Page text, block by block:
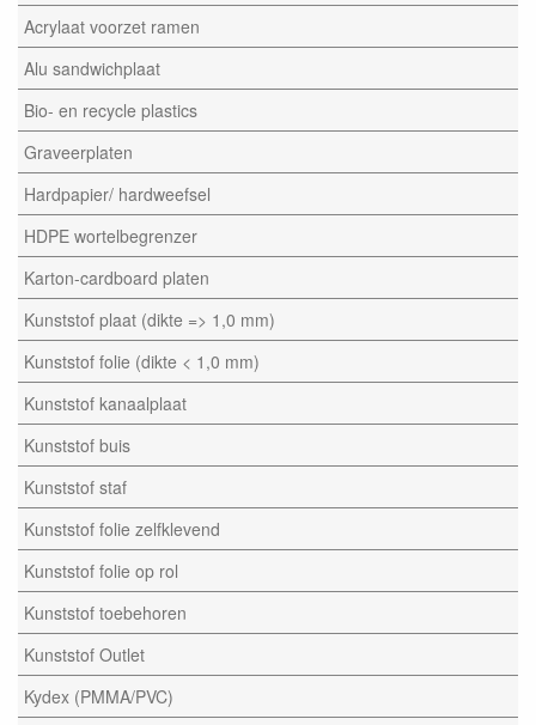
Acrylaat voorzet ramen
Alu sandwichplaat
Bio- en recycle plastics
Graveerplaten
Hardpapier/ hardweefsel
HDPE wortelbegrenzer
Karton-cardboard platen
Kunststof plaat (dikte => 1,0 mm)
Kunststof folie (dikte < 1,0 mm)
Kunststof kanaalplaat
Kunststof buis
Kunststof staf
Kunststof folie zelfklevend
Kunststof folie op rol
Kunststof toebehoren
Kunststof Outlet
Kydex (PMMA/PVC)